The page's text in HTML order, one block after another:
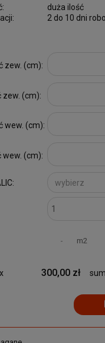
duża ilość
2 do 10 dni
zew. (cm):
(cm):
wew. (cm):
(cm):
m2
300,00 zł